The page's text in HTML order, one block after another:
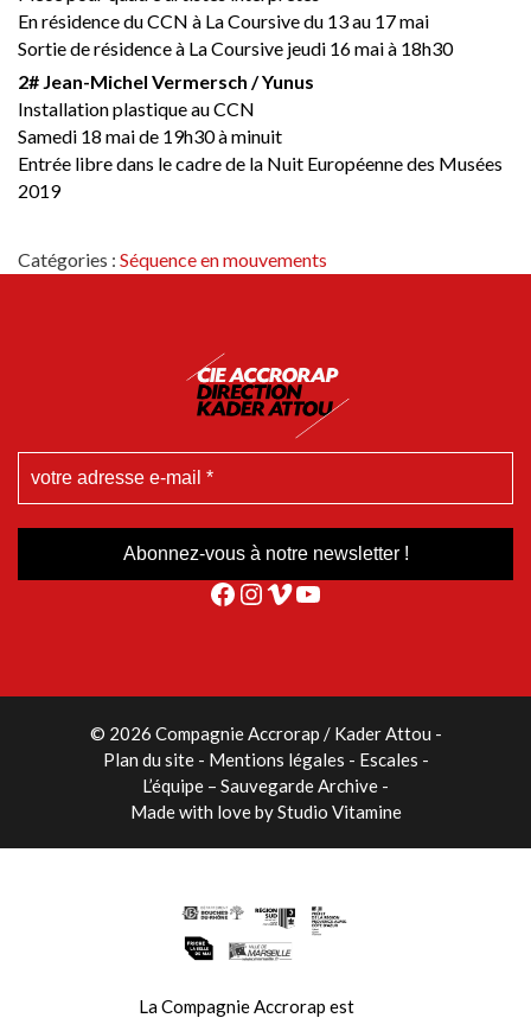
En résidence du CCN à La Coursive du 13 au 17 mai
Sortie de résidence à La Coursive jeudi 16 mai à 18h30
2# Jean-Michel Vermersch / Yunus
Installation plastique au CCN
Samedi 18 mai de 19h30 à minuit
Entrée libre dans le cadre de la Nuit Européenne des Musées
2019
Catégories : Séquence en mouvements
Facebook
Instagram
Vimeo
YouTube
© 2026 Compagnie Accrorap / Kader Attou -
Plan du site
Mentions légales
Escales
L’équipe – Sauvegarde Archive
Made with love byStudio Vitamine
La Compagnie Accrorap est